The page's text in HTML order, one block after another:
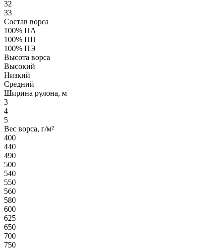
32
33
Состав ворса
100% ПА
100% ПП
100% ПЭ
Высота ворса
Высокий
Низкий
Средний
Ширина рулона, м
3
4
5
Вес ворса, г/м²
400
440
490
500
540
550
560
580
600
625
650
700
750